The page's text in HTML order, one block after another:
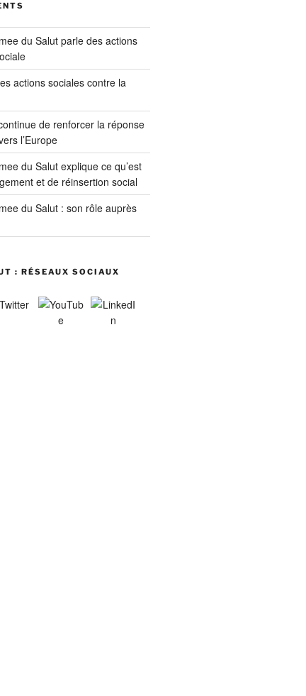
du Salut parle des actions
actions sociales contre la
de renforcer la réponse
l’Europe
du Salut explique ce qu’est
et de réinsertion social
du Salut : son rôle auprès
: RÉSEAUX SOCIAUX